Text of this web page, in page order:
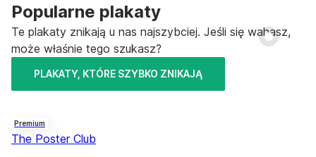
Popularne plakaty
Te plakaty znikają u nas najszybciej. Jeśli się wahasz,
może właśnie tego szukasz?
PLAKATY, KTÓRE SZYBKO ZNIKAJĄ
Premium
The Poster Club